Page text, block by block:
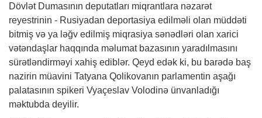
Dövlət Dumasının deputatları miqrantlara nəzarət
reyestrinin - Rusiyadan deportasiya edilməli olan müddəti
bitmiş və ya ləğv edilmiş miqrasiya sənədləri olan xarici
vətəndaşlar haqqında məlumat bazasının yaradılmasını
sürətləndirməyi xahiş ediblər. Qeyd edək ki, bu barədə baş
nazirin müavini Tatyana Qolikovanın parlamentin aşağı
palatasının spikeri Vyaçeslav Volodinə ünvanladığı
məktubda deyilir.